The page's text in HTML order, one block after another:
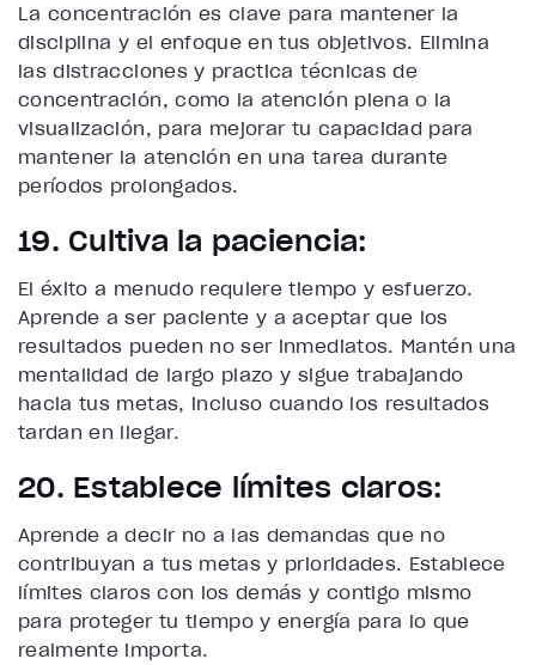
La concentración es clave para mantener la
disciplina y el enfoque en tus objetivos. Elimina
las distracciones y practica técnicas de
concentración, como la atención plena o la
visualización, para mejorar tu capacidad para
mantener la atención en una tarea durante
períodos prolongados.
19. Cultiva la paciencia:
El éxito a menudo requiere tiempo y esfuerzo.
Aprende a ser paciente y a aceptar que los
resultados pueden no ser inmediatos. Mantén una
mentalidad de largo plazo y sigue trabajando
hacia tus metas, incluso cuando los resultados
tardan en llegar.
20. Establece límites claros:
Aprende a decir no a las demandas que no
contribuyan a tus metas y prioridades. Establece
límites claros con los demás y contigo mismo
para proteger tu tiempo y energía para lo que
realmente importa.